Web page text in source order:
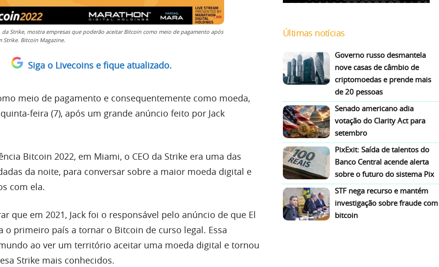
da Strike, mostra empresas que poderão aceitar Bitcoin como meio de pagamento após
Strike. Bitcoin Magazine.
Siga o Livecoins e fique atualizado.
meio de pagamento e consequentemente como moeda,
feira (7), após um grande anúncio feito por Jack
Bitcoin 2022, em Miami, o CEO da Strike era uma das
da noite, para conversar sobre a maior moeda digital e
com ela.
que em 2021, Jack foi o responsável pelo anúncio de que El
o primeiro país a tornar o Bitcoin de curso legal. Essa
ao ver um território aceitar uma moeda digital e tornou
Strike mais conhecidos.
Últimas notícias
Governo russo desmantela
nove casas de câmbio de
criptomoedas e prende mais
de 20 pessoas
Senado americano adia
votação do Clarity Act para
setembro
PixExit: Saída de talentos do
Banco Central acende alerta
sobre o futuro do sistema Pix
STF nega recurso e mantém
investigação sobre fraude com
bitcoin